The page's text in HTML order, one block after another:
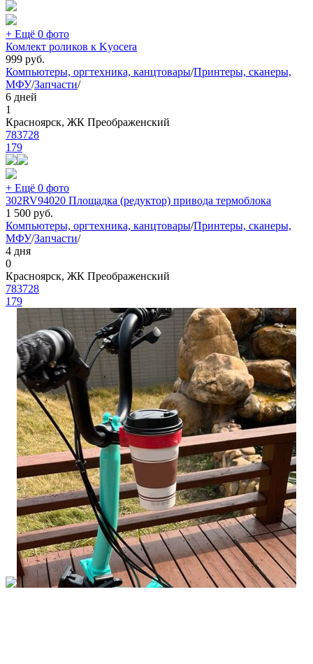
+ Ещё 0 фото
Комлект роликов к Kyocera
999 руб.
Компьютеры, оргтехника, канцтовары/Принтеры, сканеры,
МФУ/Запчасти/
6 дней
1
Красноярск, ЖК Преображенский
783728
179
+ Ещё 0 фото
302RV94020 Площадка (редуктор) привода термоблока
1 500 руб.
Компьютеры, оргтехника, канцтовары/Принтеры, сканеры,
МФУ/Запчасти/
4 дня
0
Красноярск, ЖК Преображенский
783728
179